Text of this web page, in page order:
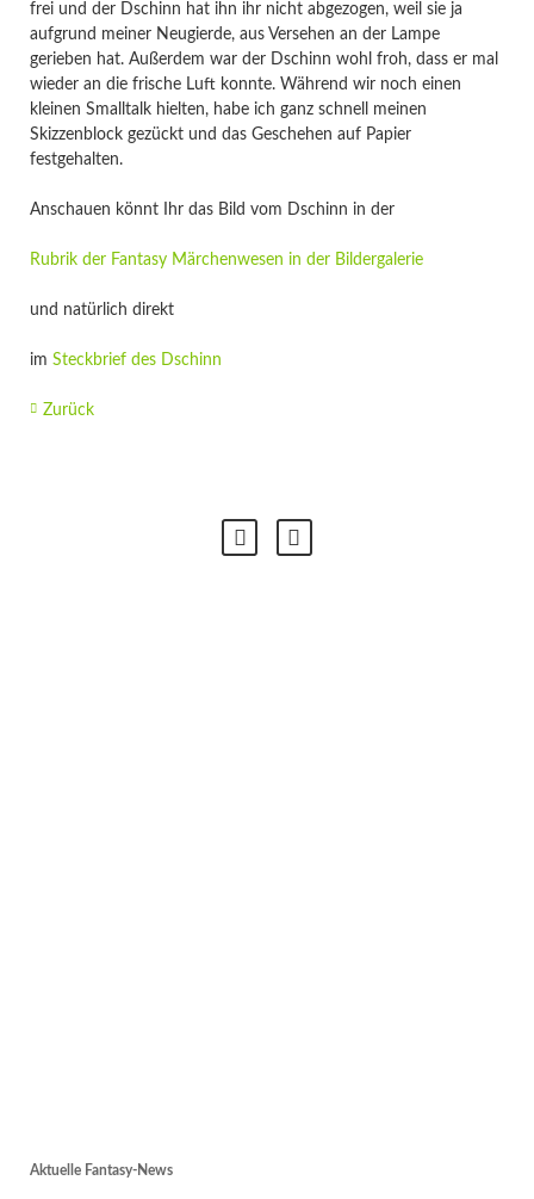
frei und der Dschinn hat ihn ihr nicht abgezogen, weil sie ja
aufgrund meiner Neugierde, aus Versehen an der Lampe
gerieben hat. Außerdem war der Dschinn wohl froh, dass er mal
wieder an die frische Luft konnte. Während wir noch einen
kleinen Smalltalk hielten, habe ich ganz schnell meinen
Skizzenblock gezückt und das Geschehen auf Papier
festgehalten.
Anschauen könnt Ihr das Bild vom Dschinn in der
Rubrik der Fantasy Märchenwesen in der Bildergalerie
und natürlich direkt
im Steckbrief des Dschinn
Zurück
Aktuelle Fantasy-News